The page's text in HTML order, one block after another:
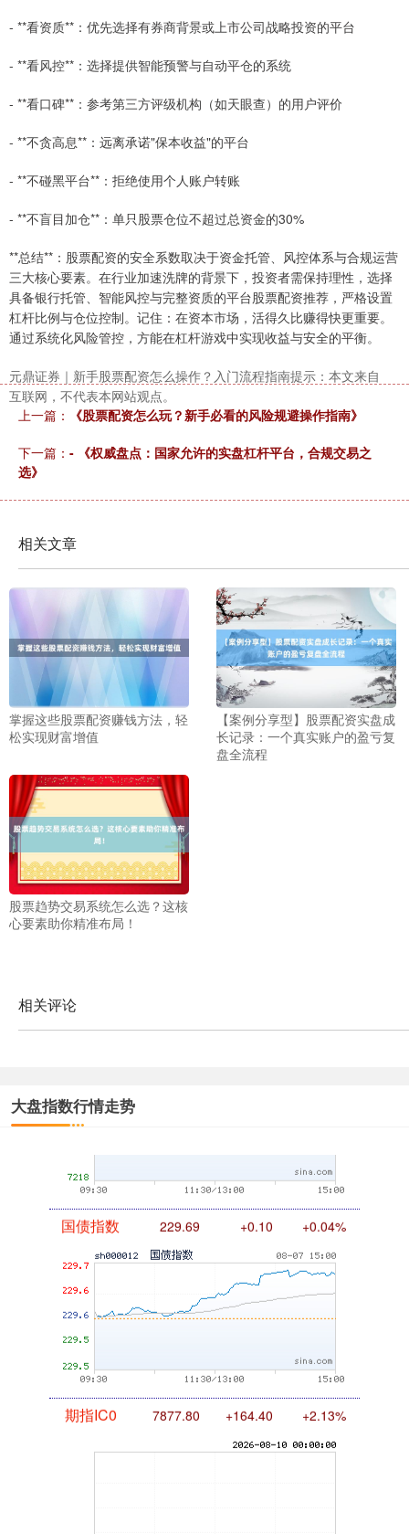
- **看资质**：优先选择有券商背景或上市公司战略投资的平台
- **看风控**：选择提供智能预警与自动平仓的系统
- **看口碑**：参考第三方评级机构（如天眼查）的用户评价
- **不贪高息**：远离承诺"保本收益"的平台
- **不碰黑平台**：拒绝使用个人账户转账
- **不盲目加仓**：单只股票仓位不超过总资金的30%
**总结**：股票配资的安全系数取决于资金托管、风控体系与合规运营
三大核心要素。在行业加速洗牌的背景下，投资者需保持理性，选择
具备银行托管、智能风控与完整资质的平台股票配资推荐，严格设置
杠杆比例与仓位控制。记住：在资本市场，活得久比赚得快更重要。
通过系统化风险管控，方能在杠杆游戏中实现收益与安全的平衡。
元鼎证券｜新手股票配资怎么操作？入门流程指南提示：本文来自
互联网，不代表本网站观点。
上一篇：
《股票配资怎么玩？新手必看的风险规避操作指南》
下一篇： - 《权威盘点：国家允许的实盘杠杆平台，合规交易之
选》
相关文章
掌握这些股票配资赚钱方法，轻
松实现财富增值
【案例分享型】股票配资实盘成
长记录：一个真实账户的盈亏复
盘全流程
股票趋势交易系统怎么选？这核
心要素助你精准布局！
相关评论
大盘指数行情走势
深证成指 14311.01 +200.89 +1.42%
沪深300 4694.44 +43.13 +0.93%
北证50 1134.24 +11.37
创业板指 3563.12
国债指数 229.69 +0.04%
+164.40 +2.13%